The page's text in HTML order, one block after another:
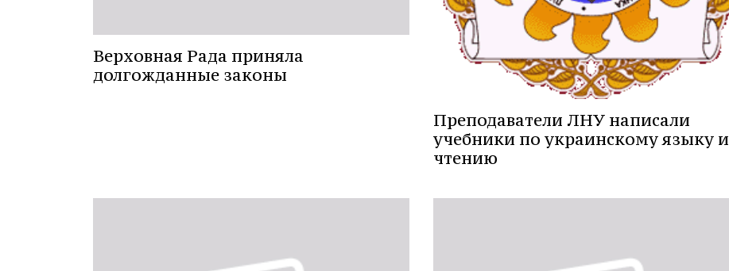
Верховная Рада приняла
долгожданные законы
Преподаватели ЛНУ написали
учебники по украинскому языку и
чтению